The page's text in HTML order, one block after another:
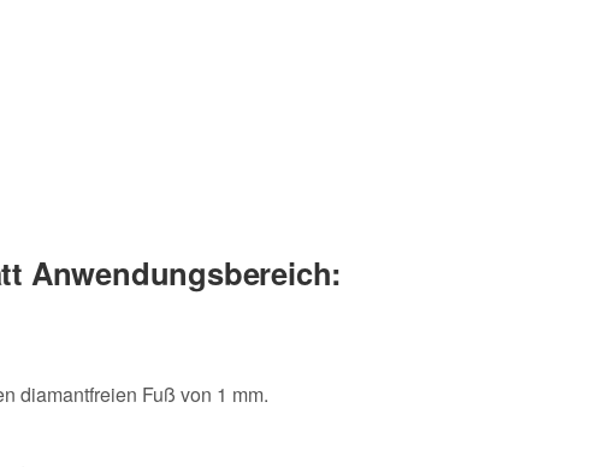
Anwendungsbereich:
diamantfreien Fuß von 1 mm.